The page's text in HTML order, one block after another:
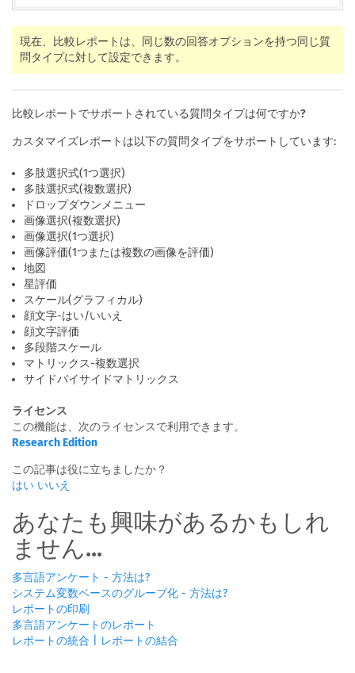
現在、比較レポートは、同じ数の回答オプションを持つ同じ質
問タイプに対して設定できます。
比較レポートでサポートされている質問タイプは何ですか?
カスタマイズレポートは以下の質問タイプをサポートしています:
多肢選択式(1つ選択)
多肢選択式(複数選択)
ドロップダウンメニュー
画像選択(複数選択)
画像選択(1つ選択)
画像評価(1つまたは複数の画像を評価)
地図
星評価
スケール(グラフィカル)
顔文字-はい/いいえ
顔文字評価
多段階スケール
マトリックス-複数選択
サイドバイサイドマトリックス
ライセンス
この機能は、次のライセンスで利用できます。
Research Edition
この記事は役に立ちましたか？
はい いいえ
あなたも興味があるかもしれ
ません...
多言語アンケート - 方法は?
システム変数ベースのグループ化 - 方法は?
レポートの印刷
多言語アンケートのレポート
レポートの統合 | レポートの結合